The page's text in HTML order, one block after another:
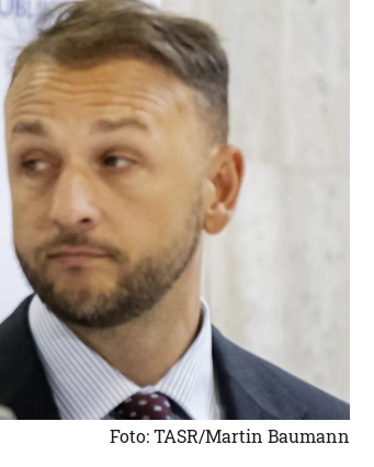
Foto: TASR/Martin Baumann